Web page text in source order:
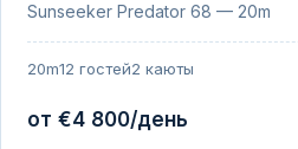
Sunseeker Predator 68 — 20m
20m12 гостей2 каюты
от €4 800/день